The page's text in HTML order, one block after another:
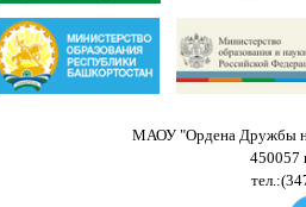
МАОУ "Ордена Дружбы
450057